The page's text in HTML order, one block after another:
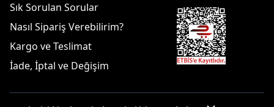
Sık Sorulan Sorular
Nasıl Sipariş Verebilirim?
Kargo ve Teslimat
İade, İptal ve Değişim